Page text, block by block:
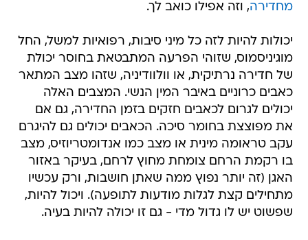
מחדירה, וזה אפילו כואב לך.
יכולות להיות לזה כל מיני סיבות, רפואיות למשל, החל
מוגיניסמוס, שזוהי הפרעה המתבטאת בחוסר יכולת
של חדירה נרתיקית, או וולוודיניה, שזהו מצב המתאר
כאבים כרוניים באיבר המין הנשי. המצבים האלה
יכולים לגרום לכאבים חזקים בזמן החדירה, גם אם
את מפוצצת בחומר סיכה. הכאבים יכולים גם להיגרם
עקב טראומה מינית או מצב כמו אנדומטריוזיס, מצב
בו רקמת הרחם צומחת מחוץ לרחם, בעיקר באזור
האגן (זה יותר נפוץ ממה שאתן חושבות, ורק עכשיו
מתחילים קצת לגלות מודעות לתופעה). ויכול להיות,
שפשוט יש לו גדול מדי - גם זו יכולה להיות בעיה.